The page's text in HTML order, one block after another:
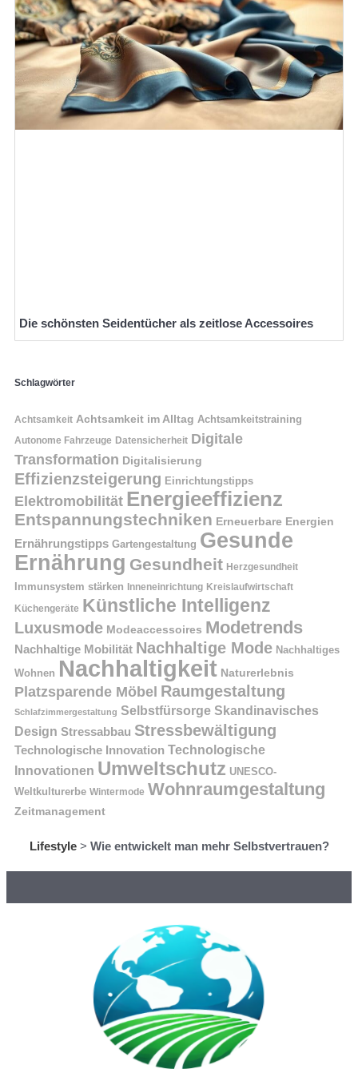
Die schönsten Seidentücher als zeitlose Accessoires
Schlagwörter
Achtsamkeit Achtsamkeit im Alltag Achtsamkeitstraining
Autonome Fahrzeuge Datensicherheit Digitale
Transformation Digitalisierung
Effizienzsteigerung Einrichtungstipps
Elektromobilität Energieeffizienz
Entspannungstechniken Erneuerbare Energien
Ernährungstipps Gartengestaltung Gesunde
Ernährung Gesundheit Herzgesundheit
Immunsystem stärken Inneneinrichtung Kreislaufwirtschaft
Küchengeräte Künstliche Intelligenz
Luxusmode Modeaccessoires Modetrends
Nachhaltige Mobilität Nachhaltige Mode Nachhaltiges
Wohnen Nachhaltigkeit Naturerlebnis
Platzsparende Möbel Raumgestaltung
Schlafzimmergestaltung Selbstfürsorge Skandinavisches
Design Stressabbau Stressbewältigung
Technologische Innovation Technologische
Innovationen Umweltschutz UNESCO-
Weltkulturerbe Wintermode Wohnraumgestaltung
Zeitmanagement
Lifestyle> Wie entwickelt man mehr Selbstvertrauen?